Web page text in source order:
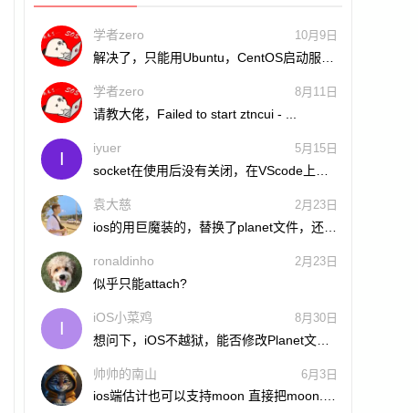
学者zero 10月9日
解决了，只能用Ubuntu，CentOS启动服务
学者zero
8月11日
请教大佬，Failed to start ztncui - ...
I
iyuer 5月15日
socket在使用后没有关闭，在VScode上断
袁大慈
2月23日
ios的用巨魔装的，替换了planet文件，还是
ronaldinho
2月23日
似乎只能attach?
I
iOS小菜鸡 8月30日
想问下，iOS不越狱，能否修改Planet文
帅帅的南山
6月3日
ios端估计也可以支持moon 直接把moon.d